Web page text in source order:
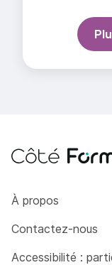
Côté Formations
À propos
Contactez-nous
Accessibilité :